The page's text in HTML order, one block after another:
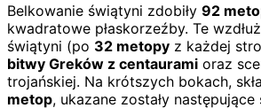
Belkowanie świątyni zdobiły 92
kwadratowe płaskorzeźby. Te
świątyni (po 32 metopy z każdej
bitwy Greków z centaurami oraz
trojańskiej. Na krótszych bokach,
metop, ukazane zostały